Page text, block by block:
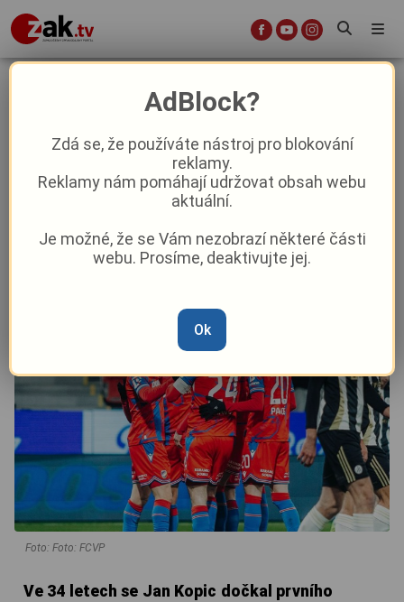
Za první ligový hattrick Kopic
zaplatí rád. Je to nemálo peněz,
smál se
Sport
Marie Osvaldová –16. 12. 2024|12:13
Foto: Foto: FCVP
Ve 34 letech se Jan Kopic dočkal prvního
AdBlock?
Zdá se, že používáte nástroj pro blokování
reklamy.
Reklamy nám pomáhají udržovat obsah webu
aktuální.
Je možné, že se Vám nezobrazí některé části
webu. Prosíme, deaktivujte jej.
Ok